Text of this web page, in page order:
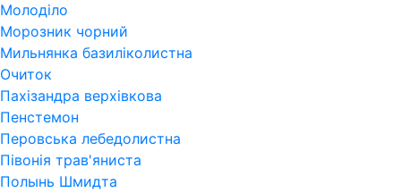
Молоділо
Морозник чорний
Мильнянка базиліколистна
Очиток
Пахізандра верхівкова
Пенстемон
Перовська лебедолистна
Півонія трав'яниста
Полынь Шмидта